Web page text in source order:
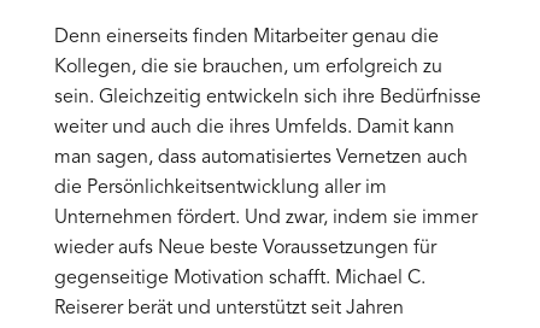
Denn einerseits finden Mitarbeiter genau die
Kollegen, die sie brauchen, um erfolgreich zu
sein. Gleichzeitig entwickeln sich ihre Bedürfnisse
weiter und auch die ihres Umfelds. Damit kann
man sagen, dass automatisiertes Vernetzen auch
die Persönlichkeitsentwicklung aller im
Unternehmen fördert. Und zwar, indem sie immer
wieder aufs Neue beste Voraussetzungen für
gegenseitige Motivation schafft. Michael C.
Reiserer berät und unterstützt seit Jahren